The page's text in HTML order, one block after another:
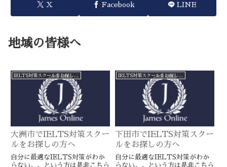
X Facebook LINE
地域の皆様へ
IELTS対策スクールをお探しの方へ
大洲市でIELTS対策スクー
ルをお探しの方へ
自分に最適なIELTS対策がわか
らない。。という方は是非こちら
IELTS対策スクールをお探しの方へ
下田市でIELTS対策スクー
ルをお探しの方へ
自分に最適なIELTS対策がわか
らない。。という方は是非こちら